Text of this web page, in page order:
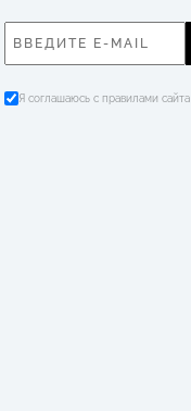
Я соглашаюсь с правилами сайта